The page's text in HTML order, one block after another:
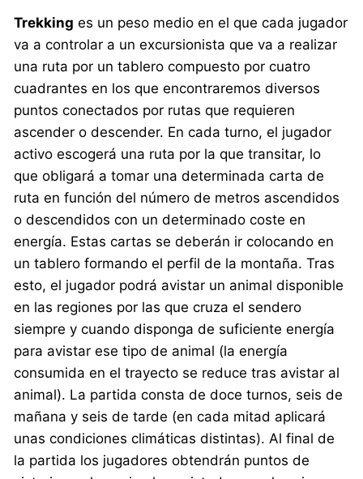
Trekking es un peso medio en el que cada jugador
va a controlar a un excursionista que va a realizar
una ruta por un tablero compuesto por cuatro
cuadrantes en los que encontraremos diversos
puntos conectados por rutas que requieren
ascender o descender. En cada turno, el jugador
activo escogerá una ruta por la que transitar, lo
que obligará a tomar una determinada carta de
ruta en función del número de metros ascendidos
o descendidos con un determinado coste en
energía. Estas cartas se deberán ir colocando en
un tablero formando el perfil de la montaña. Tras
esto, el jugador podrá avistar un animal disponible
en las regiones por las que cruza el sendero
siempre y cuando disponga de suficiente energía
para avistar ese tipo de animal (la energía
consumida en el trayecto se reduce tras avistar al
animal). La partida consta de doce turnos, seis de
mañana y seis de tarde (en cada mitad aplicará
unas condiciones climáticas distintas). Al final de
la partida los jugadores obtendrán puntos de